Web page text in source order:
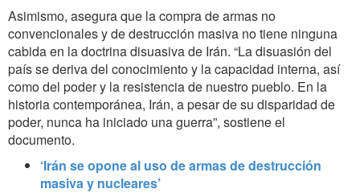
Asimismo, asegura que la compra de armas no
convencionales y de destrucción masiva no tiene ninguna
cabida en la doctrina disuasiva de Irán. “La disuasión del
país se deriva del conocimiento y la capacidad interna, así
como del poder y la resistencia de nuestro pueblo. En la
historia contemporánea, Irán, a pesar de su disparidad de
poder, nunca ha iniciado una guerra”, sostiene el
documento.
‘Irán se opone al uso de armas de destrucción
masiva y nucleares’